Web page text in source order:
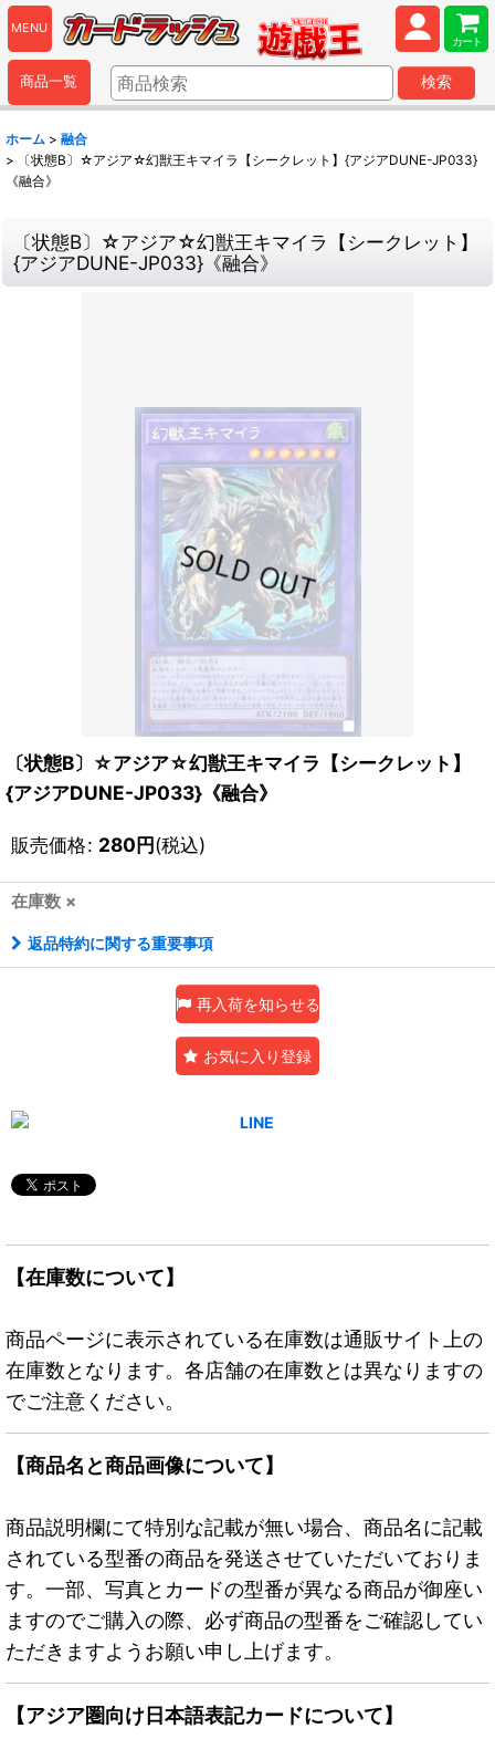
MENU
カート
商品一覧 検索
ホーム > 融合
>
〔状態B〕☆アジア☆幻獣王キマイラ【シークレット】{アジアDUNE-JP033}
《融合》
〔状態B〕☆アジア☆幻獣王キマイラ【シークレット】
{アジアDUNE-JP033}《融合》
〔状態B〕☆アジア☆幻獣王キマイラ【シークレット】
{アジアDUNE-JP033}《融合》
販売価格: 280円(税込)
在庫数 ×
返品特約に関する重要事項
再入荷を知らせる
お気に入り登録
【在庫数について】
商品ページに表示されている在庫数は通販サイト上の
在庫数となります。各店舗の在庫数とは異なりますの
でご注意ください。
【商品名と商品画像について】
商品説明欄にて特別な記載が無い場合、商品名に記載
されている型番の商品を発送させていただいておりま
す。一部、写真とカードの型番が異なる商品が御座い
ますのでご購入の際、必ず商品の型番をご確認してい
ただきますようお願い申し上げます。
【アジア圏向け日本語表記カードについて】